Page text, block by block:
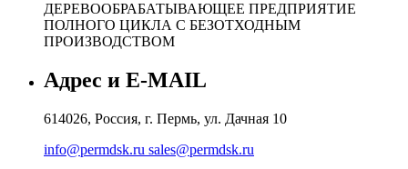
ДЕРЕВООБРАБАТЫВАЮЩЕЕ ПРЕДПРИЯТИЕ
ПОЛНОГО ЦИКЛА С БЕЗОТХОДНЫМ
ПРОИЗВОДСТВОМ
Адрес и E-MAIL
614026, Россия, г. Пермь, ул. Дачная 10
info@permdsk.ru sales@permdsk.ru